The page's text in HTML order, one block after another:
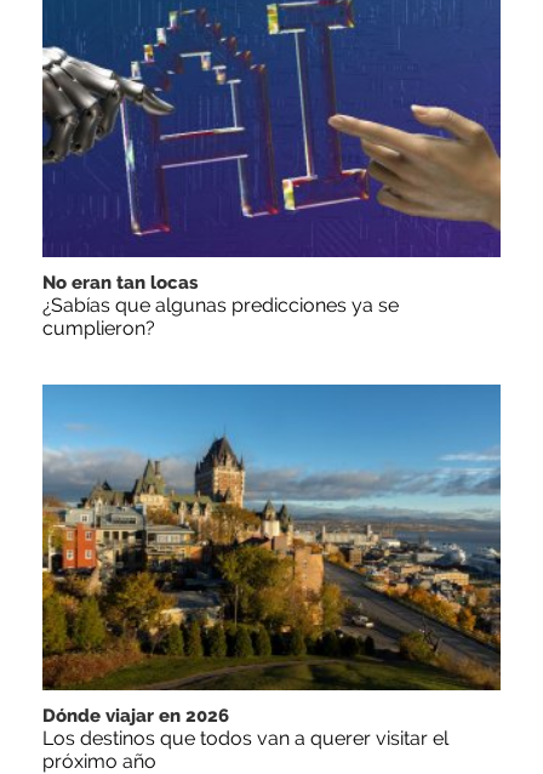
No eran tan locas
¿Sabías que algunas predicciones ya se
cumplieron?
Dónde viajar en 2026
Los destinos que todos van a querer visitar el
próximo año